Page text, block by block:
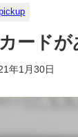
ード
年1月30日